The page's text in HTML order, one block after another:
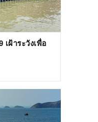
ฝ้าระวังเพื่อ